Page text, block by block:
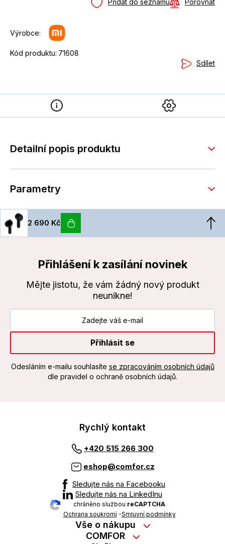
Přidat do seznamu Porovnat
Výrobce:
Kód produktu: 71608
Sdílet
Detailní popis produktu
Parametry
2 690 Kč
Přihlášení k zasílání novinek
Mějte jistotu, že vám žádný nový produkt
neunikne!
Přihlásit se
Odesláním e-mailu souhlasíte se zpracováním osobních údajů
dle pravidel o ochraně osobních údajů.
Rychlý kontakt
+420 515 266 300
eshop@comfor.cz
Sledujte nás na Facebooku
Sledujte nás na LinkedInu
chráněno službou reCAPTCHA
Ochrana soukromí-Smluvní podmínky
Vše o nákupu
Nákup na splátky
COMFOR